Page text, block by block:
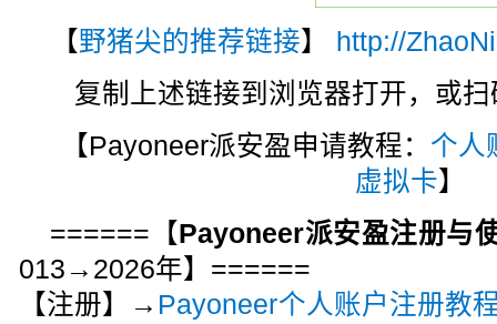
【野猪尖的推荐链接】
http://
复制上述链接到浏览器打开，或
【Payoneer派安盈申请教程： 个人
虚拟卡】
======【Payoneer派安盈注册与
013→2026年】======
【注册】→ Payoneer个人账户注册教